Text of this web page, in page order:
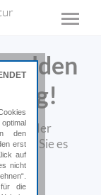
oder
Sie es
den
erst
auf
nicht
für die